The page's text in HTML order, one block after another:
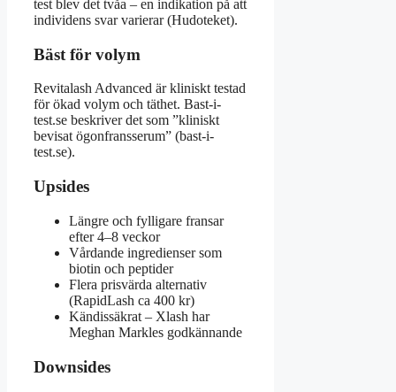
test blev det tvåa – en indikation på att
individens svar varierar (Hudoteket).
Bäst för volym
Revitalash Advanced är kliniskt testad
för ökad volym och täthet. Bast-i-
test.se beskriver det som ”kliniskt
bevisat ögonfransserum” (bast-i-
test.se).
Upsides
Längre och fylligare fransar
efter 4–8 veckor
Vårdande ingredienser som
biotin och peptider
Flera prisvärda alternativ
(RapidLash ca 400 kr)
Kändissäkrat – Xlash har
Meghan Markles godkännande
Downsides